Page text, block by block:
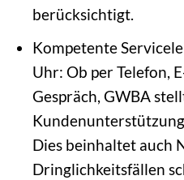
berücksichtigt.
Kompetente
Uhr: Ob per Telefon,
Gespräch, GWBA
Dies beinhaltet auch
Dringlichkeitsfällen